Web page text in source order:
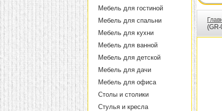
Мебель для гостиной
Мебель для спальни
Мебель для кухни
Мебель для ванной
Мебель для детской
Мебель для дачи
Мебель для офиса
Столы и столики
Стулья и кресла
(GR-